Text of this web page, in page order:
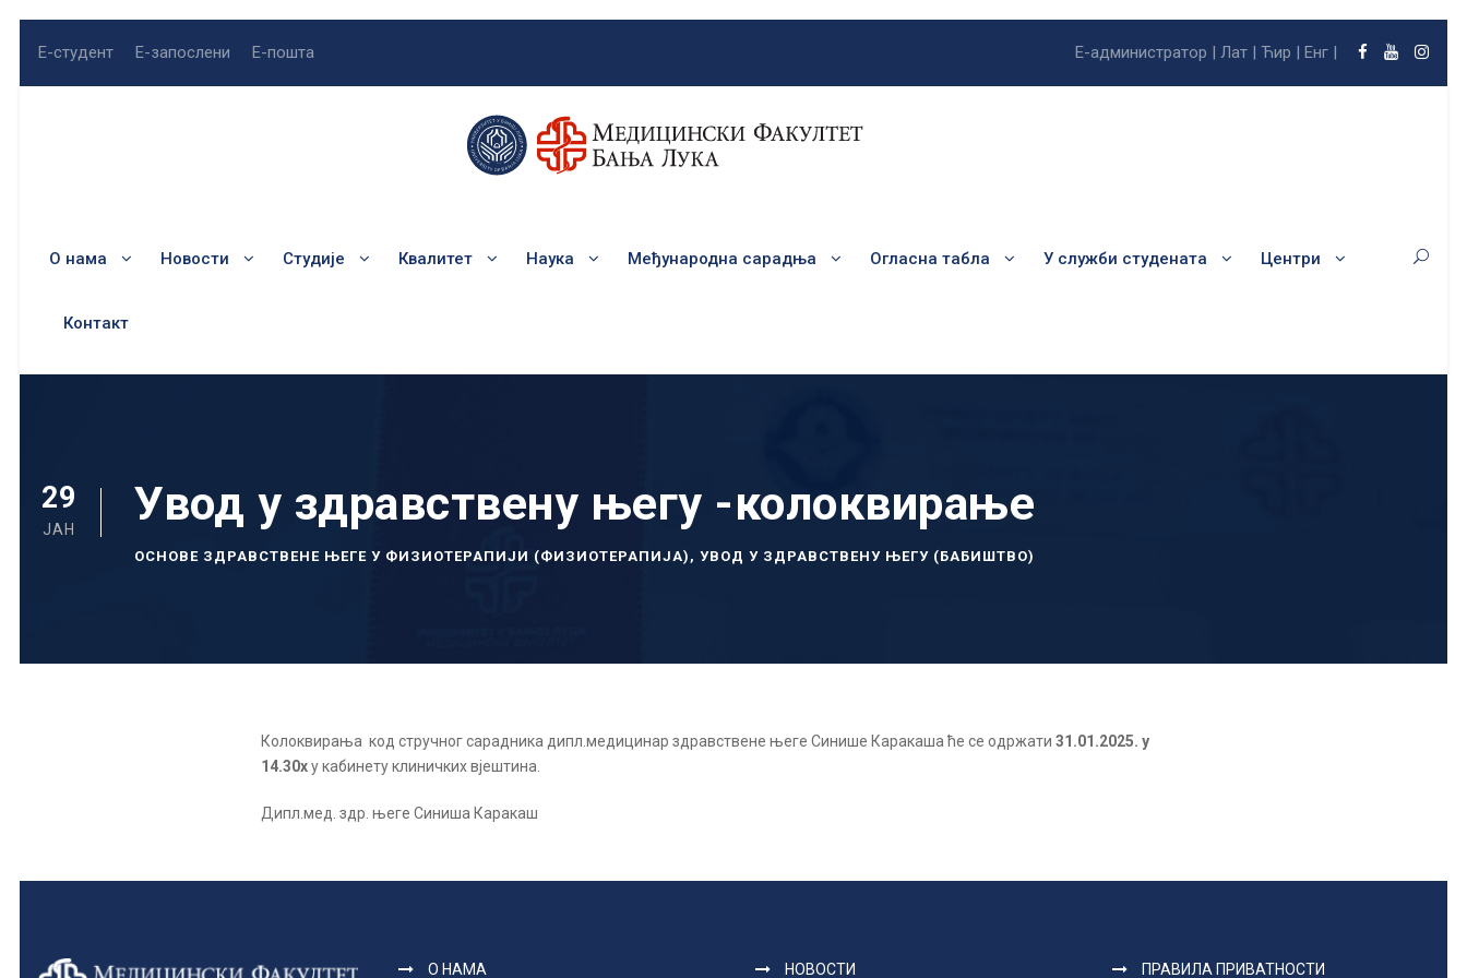
Е-студент Е-запослени Е-пошта Е-администратор | Лат | Ћир | Енг |
О нама Новости Студије Квалитет Наука Међународна сарадња Огласна табла У служби студената Центри
Контакт
29
ЈАН Увод у здравствену његу -колоквирање
ОСНОВЕ ЗДРАВСТВЕНЕ ЊЕГЕ У ФИЗИОТЕРАПИЈИ (ФИЗИОТЕРАПИЈА) , УВОД У ЗДРАВСТВЕНУ ЊЕГУ (БАБИШТВО)
Колоквирања код стручног сарадника дипл.медицинар здравствене његе Синише Каракаша ће се одржати 31.01.2025. у
14.30ху кабинету клиничких вјештина.
Дипл.мед. здр. његе Синиша Каракаш
О НАМА НОВОСТИ ПРАВИЛА ПРИВАТНОСТИ